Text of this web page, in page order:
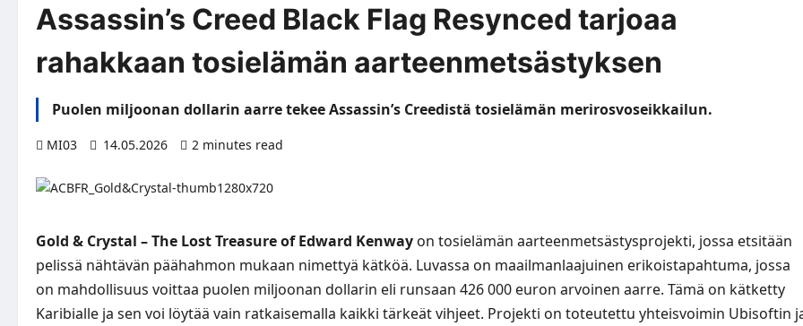
Assassin’s Creed Black Flag Resynced tarjoaa
rahakkaan tosielämän aarteenmetsästyksen
Puolen miljoonan dollarin aarre tekee Assassin’s Creedistä tosielämän merirosvoseikkailun.
MI03 14.05.2026 2 minutes read
Gold & Crystal – The Lost Treasure of Edward Kenway on tosielämän aarteenmetsästysprojekti, jossa etsitään
pelissä nähtävän päähahmon mukaan nimettyä kätköä. Luvassa on maailmanlaajuinen erikoistapahtuma, jossa
on mahdollisuus voittaa puolen miljoonan dollarin eli runsaan 426 000 euron arvoinen aarre. Tämä on kätketty
Karibialle ja sen voi löytää vain ratkaisemalla kaikki tärkeät vihjeet. Projekti on toteutettu yhteisvoimin Ubisoftin